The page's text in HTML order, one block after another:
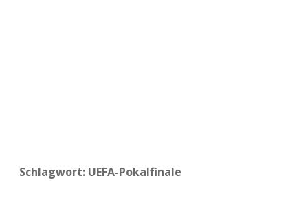
Schlagwort: UEFA-Pokalfinale